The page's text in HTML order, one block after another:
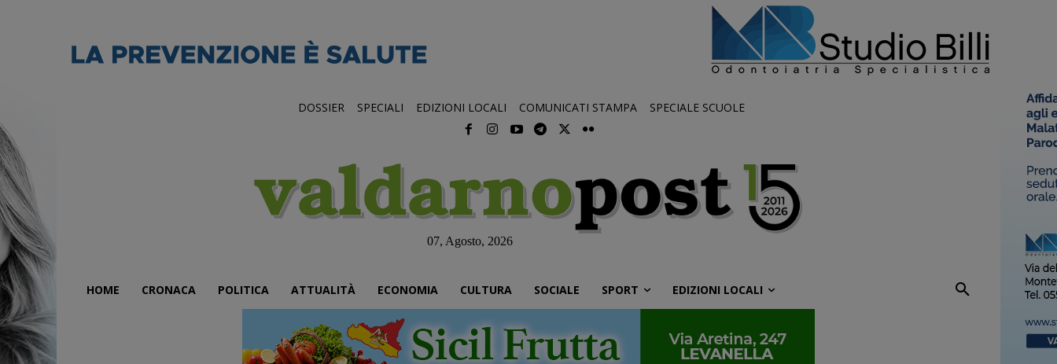
DOSSIER SPECIALI EDIZIONI LOCALI COMUNICATI STAMPA SPECIALE SCUOLE
07, Agosto, 2026
HOME CRONACA POLITICA ATTUALITÀ ECONOMIA CULTURA SOCIALE SPORT EDIZIONI LOCALI